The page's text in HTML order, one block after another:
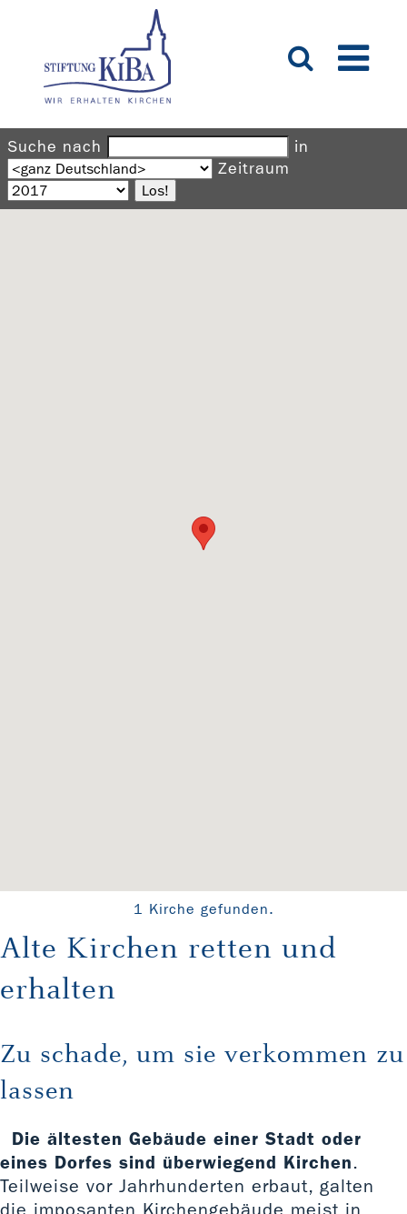
Suche nach
in
Zeitraum
1 Kirche gefunden.
Alte Kirchen retten und
erhalten
Zu schade, um sie verkommen zu
lassen
Die ältesten Gebäude einer Stadt oder
eines Dorfes sind überwiegend Kirchen.
Teilweise vor Jahrhunderten erbaut, galten